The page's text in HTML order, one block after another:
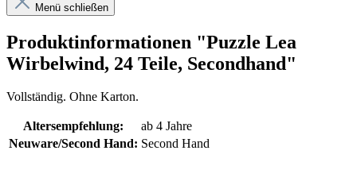
Menü schließen
Produktinformationen "Puzzle Lea
Wirbelwind, 24 Teile, Secondhand"
Vollständig. Ohne Karton.
Altersempfehlung:
ab 4 Jahre
Neuware/Second Hand: Second Hand